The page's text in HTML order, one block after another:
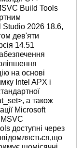
Build Tools
Studio 2026 18.6,
дев'яти
14.51
на основі
Intel APX і
а також
Microsoft
доступні через